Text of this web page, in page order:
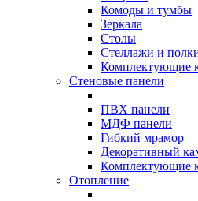
Комоды и тумбы
Зеркала
Столы
Стеллажи и
Комплектующие
Стеновые панели
ПВХ панели
МДФ панели
Гибкий мрамор
Декоративный
Комплектующие
Отопление